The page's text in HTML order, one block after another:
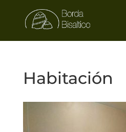
Habitación